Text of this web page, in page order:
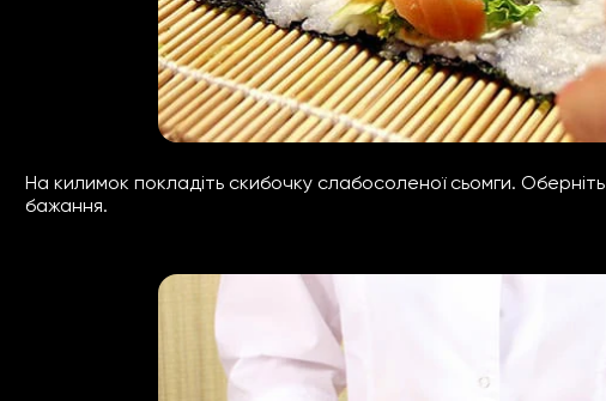
На килимок покладіть скибочку слабосоленої сьомги.
бажання.